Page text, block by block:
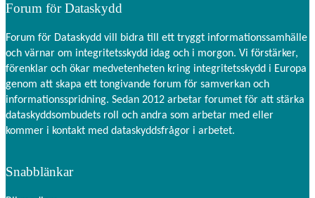
Forum för Dataskydd
Forum för Dataskydd vill bidra till ett tryggt informationssamhälle
och värnar om integritetsskydd idag och i morgon. Vi förstärker,
förenklar och ökar medvetenheten kring integritetsskydd i Europa
genom att skapa ett tongivande forum för samverkan och
informationsspridning. Sedan 2012 arbetar forumet för att stärka
dataskyddsombudets roll och andra som arbetar med eller
kommer i kontakt med dataskyddsfrågor i arbetet.
Snabblänkar